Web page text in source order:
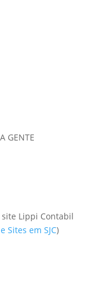
GENTE
Lippi Contabil
Sites em SJC)